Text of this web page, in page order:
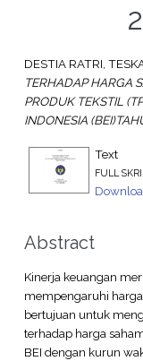
DESTIA RATRI,
TERHADAP HARGA
PRODUK TEKSTIL
INDONESIA
Text
FULL
Abstract
Kinerja keuangan
mempengaruhi
bertujuan untuk
terhadap harga
BEI dengan kurun